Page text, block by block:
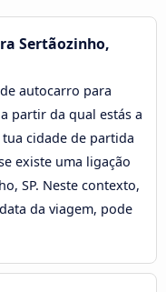
Sertãozinho,
autocarro para
partir da qual estás a
cidade de partida
existe uma ligação
SP. Neste contexto,
da viagem, pode